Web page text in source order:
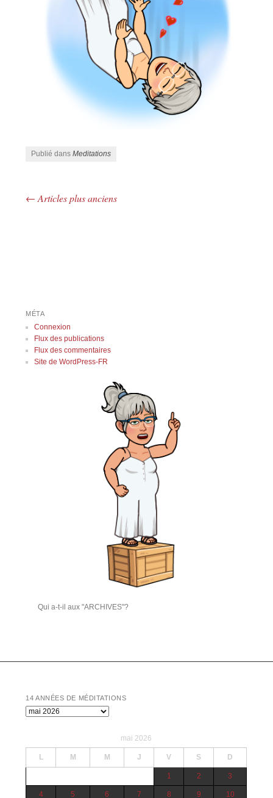
Publié dansMeditations
Navigation des articles
← Articles plus anciens
MÉTA
Connexion
Flux des publications
Flux des commentaires
Site de WordPress-FR
Qui a-t-il aux "ARCHIVES"?
14 ANNÉES DE MÉDITATIONS
14
Méditations
mai 2026
L M M J V S D
1 2 3
4 5 6 7 8 9 10